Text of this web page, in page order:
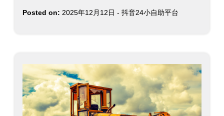
Posted on: 2025年12月12日 - 抖音24小自助平台